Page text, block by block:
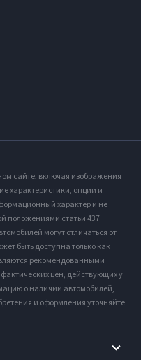
сайте, включая изображения
характеристики, опции и
характер и не
положениями статьи 437
могут отличаться от
быть доступна только как
рекомендованными
цен, действующих у
о наличии автомобилей,
и оформления уточняйте